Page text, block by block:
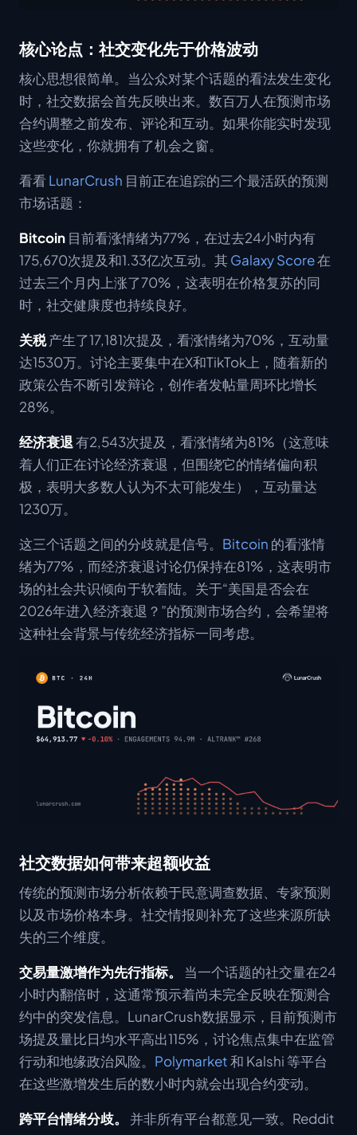
核心论点：社交变化先于价格波动
核心思想很简单。当公众对某个话题的看法发生变化
时，社交数据会首先反映出来。数百万人在预测市场
合约调整之前发布、评论和互动。如果你能实时发现
这些变化，你就拥有了机会之窗。
看看LunarCrush 目前正在追踪的三个最活跃的预测
市场话题：
Bitcoin 目前看涨情绪为77%，在过去24小时内有
175,670次提及和1.33亿次互动。其Galaxy Score在
过去三个月内上涨了70%，这表明在价格复苏的同
时，社交健康度也持续良好。
关税产生了17,181次提及，看涨情绪为70%，互动量
达1530万。讨论主要集中在X和TikTok上，随着新的
政策公告不断引发辩论，创作者发帖量周环比增长
28%。
经济衰退有2,543次提及，看涨情绪为81%（这意味
着人们正在讨论经济衰退，但围绕它的情绪偏向积
极，表明大多数人认为不太可能发生），互动量达
1230万。
这三个话题之间的分歧就是信号。 Bitcoin 的看涨情
绪为77%，而经济衰退讨论仍保持在81%，这表明市
场的社会共识倾向于软着陆。关于“美国是否会在
2026年进入经济衰退？”的预测市场合约，会希望将
这种社会背景与传统经济指标一同考虑。
社交数据如何带来超额收益
传统的预测市场分析依赖于民意调查数据、专家预测
以及市场价格本身。社交情报则补充了这些来源所缺
失的三个维度。
交易量激增作为先行指标。
当一个话题的社交量在24
小时内翻倍时，这通常预示着尚未完全反映在预测合
约中的突发信息。LunarCrush数据显示，目前预测市
场提及量比日均水平高出115%，讨论焦点集中在监管
行动和地缘政治风险。 Polymarket和 Kalshi 等平台
在这些激增发生后的数小时内就会出现合约变动。
跨平台情绪分歧。
并非所有平台都意见一致。Reddit